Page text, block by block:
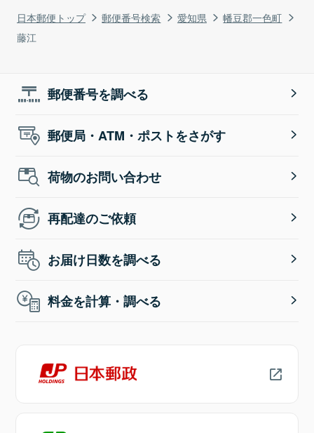
日本郵便トップ 郵便番号検索 愛知県
幡豆郡一色町
藤江
郵便番号を調べる
郵便局・ATM・ポストをさがす
荷物のお問い合わせ
再配達のご依頼
お届け日数を調べる
料金を計算・調べる